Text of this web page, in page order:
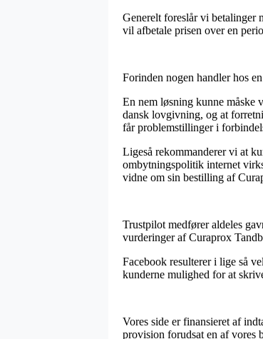
Generelt foreslår vi betalinger
vil afbetale prisen over en
Forinden nogen handler hos
En nem løsning kunne måske
dansk lovgivning, og at
får problemstillinger i
Ligeså rekommanderer vi at
ombytningspolitik internet
vidne om sin bestilling af
Trustpilot medfører aldeles
vurderinger af Curaprox
Facebook resulterer i lige så
kunderne mulighed for at
Vores side er finansieret af
provision forudsat en af vores